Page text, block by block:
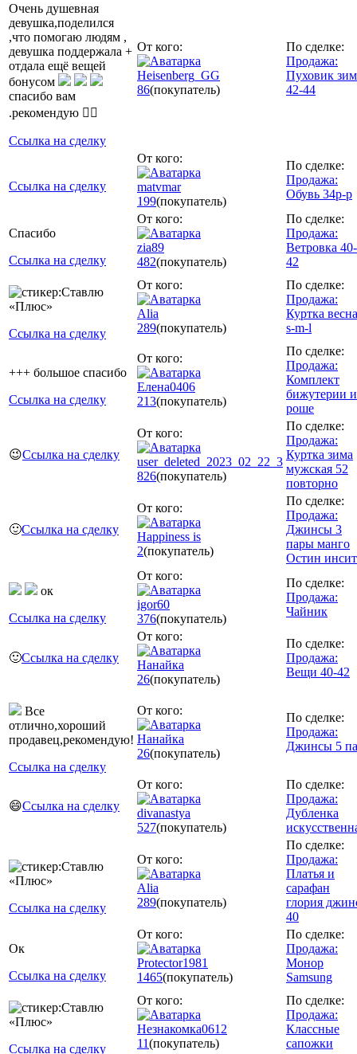
Очень душевная
девушка,поделился
,что помогаю людям ,
девушка поддержала +
отдала ещё вещей
бонусом
спасибо вам
.рекомендую 👍🏾
Ссылка на сделку
От кого:
Heisenberg_GG
86(покупатель)
По сделке:
Продажа:
Пуховик
42-44
Ссылка на сделку
От кого:
matvmar
199(покупатель)
По сделке:
Продажа:
Обувь 34р-р
Спасибо
Ссылка на сделку
От кого:
zia89
482(покупатель)
По сделке:
Продажа:
Ветровка 40-
42
Ссылка на сделку
От кого:
Аlia
289(покупатель)
По сделке:
Продажа:
Куртка весна
s-m-l
+++ большое спасибо
Ссылка на сделку
От кого:
Елена0406
213(покупатель)
По сделке:
Продажа:
Комплект
бижутерии
роше
😉Ссылка на сделку
От кого:
user_deleted_2023_02_22_3
826(покупатель)
По сделке:
Продажа:
Куртка зима
мужская 52
повторно
🙂Ссылка на сделку
От кого:
Happiness is
2(покупатель)
По сделке:
Продажа:
Джинсы 3
пары манго
Остин
ок
Ссылка на сделку
От кого:
igor60
376(покупатель)
По сделке:
Продажа:
Чайник
🙂Ссылка на сделку
От кого:
Нанайка
26(покупатель)
По сделке:
Продажа:
Вещи 40-42
Все
отлично,хороший
продавец,рекомендую!
Ссылка на сделку
От кого:
Нанайка
26(покупатель)
По сделке:
Продажа:
Джинсы 5
😄Ссылка на сделку
От кого:
divanastya
527(покупатель)
По сделке:
Продажа:
Дубленка
Ссылка на сделку
От кого:
Аlia
289(покупатель)
По сделке:
Продажа:
Платья и
сарафан
глория
40
Ок
Ссылка на сделку
От кого:
Protector1981
1465(покупатель)
По сделке:
Продажа:
Монор
Samsung
Ссылка на сделку
От кого:
Незнакомка0612
11(покупатель)
По сделке:
Продажа:
Классные
сапожки